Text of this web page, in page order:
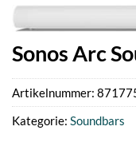
Sonos Arc
Artikelnummer:
Kategorie: Soundbars